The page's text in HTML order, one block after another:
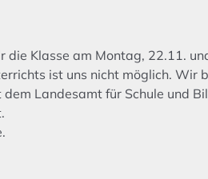
die Klasse am Montag, 22.11.
ist uns nicht möglich.
Landesamt für Schule und